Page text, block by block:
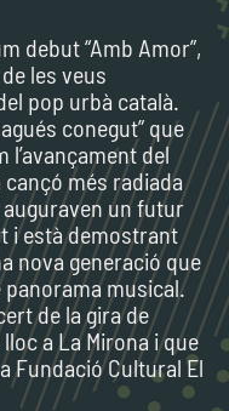
debut “Amb Amor”,
les veus
pop urbà català.
conegut” que
l’avançament del
cançó més radiada
auguraven un futur
i està demostrant
nova generació que
musical.
de la gira de
a La Mirona i que
Fundació Cultural El